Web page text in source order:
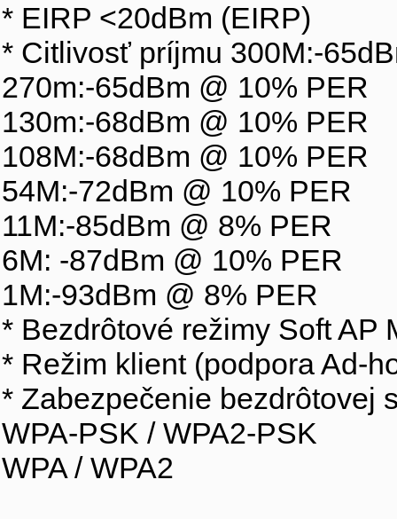
* EIRP <20dBm (EIRP)
* Citlivosť príjmu 300M:-
270m:-65dBm @ 10% PER
130m:-68dBm @ 10% PER
108M:-68dBm @ 10% PER
54M:-72dBm @ 10% PER
11M:-85dBm @ 8% PER
6M: -87dBm @ 10% PER
1M:-93dBm @ 8% PER
* Bezdrôtové režimy Soft AP
* Režim klient (podpora Ad-
* Zabezpečenie bezdrôtovej
WPA-PSK / WPA2-PSK
WPA / WPA2